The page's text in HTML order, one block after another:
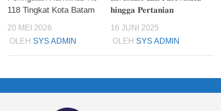
118 Tingkat Kota Batam
20 MEI 2026
OLEH SYS ADMIN
𝐡𝐢𝐧𝐠𝐠𝐚 𝐏𝐞𝐫𝐭𝐚𝐧𝐢𝐚𝐧
16 JUNI 2025
OLEH SYS ADMIN